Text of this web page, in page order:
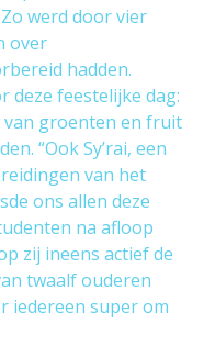
werd door vier
over
hadden.
deze feestelijke dag:
van groenten en fruit
“Ook Sy’rai, een
van het
ons allen deze
na afloop
zij ineens actief de
twaalf ouderen
iedereen super om